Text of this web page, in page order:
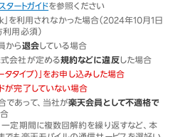
タートガイドを参照ください
を利用されなかった場合（2024年10月1日
利用必須）
から退会している場合
会社が定める規約などに違反した場合
タイプ）」をお申し込みした場合
が完了していない場合
であって、当社が楽天会員として不適格で
定期間に複数回解約を繰り返すなど、本